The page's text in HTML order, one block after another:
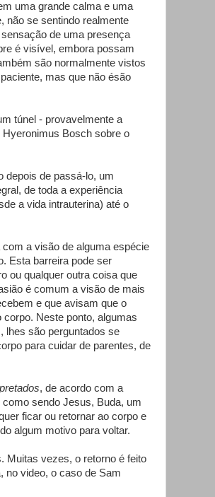
uma grande calma e uma
não se sentindo realmente
de uma presença
é visível, embora possam
são normalmente vistos
mas que não ésão
túnel - provavelmente a
Hyeronimus Bosch sobre o
depois de passá-lo, um
de toda a experiência
a vida intrauterina) até o
a visão de alguma espécie
Esta barreira pode ser
ou qualquer outra coisa que
é comum a visão de mais
e que avisam que o
Neste ponto, algumas
lhes são perguntados se
para cuidar de parentes, de
, de acordo com a
sendo Jesus, Buda, um
ficar ou retornar ao corpo e
algum motivo para voltar.
Muitas vezes, o retorno é feito
no video, o caso de Sam